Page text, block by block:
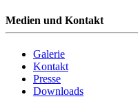
Medien und Kontakt
Galerie
Kontakt
Presse
Downloads